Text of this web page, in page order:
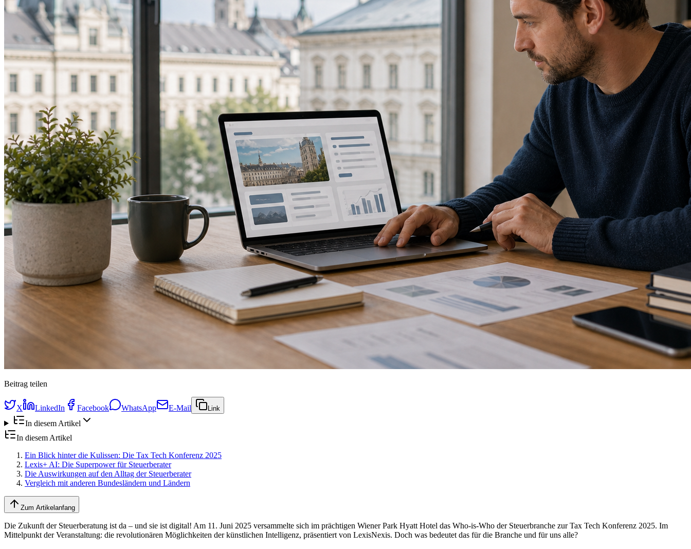
Beitrag teilen
X LinkedIn Facebook WhatsApp E-Mail Link
In diesem Artikel
In diesem Artikel
Ein Blick hinter die Kulissen: Die Tax Tech Konferenz 2025
Lexis+ AI: Die Superpower für Steuerberater
Die Auswirkungen auf den Alltag der Steuerberater
Vergleich mit anderen Bundesländern und Ländern
Zum Artikelanfang
Die Zukunft der Steuerberatung ist da – und sie ist digital! Am 11. Juni 2025 versammelte sich im prächtigen Wiener Park Hyatt Hotel das Who-is-Who der Steuerbranche zur Tax Tech Konferenz 2025. Im
Mittelpunkt der Veranstaltung: die revolutionären Möglichkeiten der künstlichen Intelligenz, präsentiert von LexisNexis. Doch was bedeutet das für die Branche und für uns alle?